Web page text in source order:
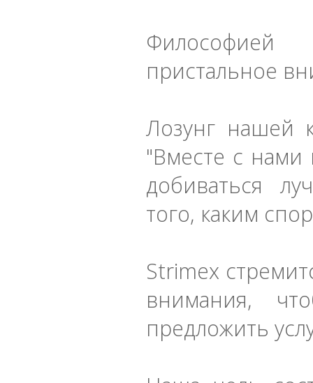
пристальное
Лозунг нашей
"Вместе с нами
добиваться
того, каким
Strimex
внимания,
предложить